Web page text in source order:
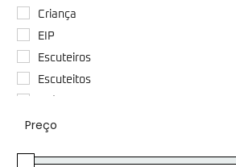
PASSAMONTANHAS | GORROS |
Criança
EIP
Escuteiros
Escuteitos
Exército
Preço